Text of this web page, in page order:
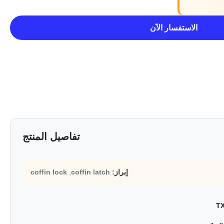
الاستفسار الآن
تفاصيل المنتج
إبراز: coffin latch
coffin lock